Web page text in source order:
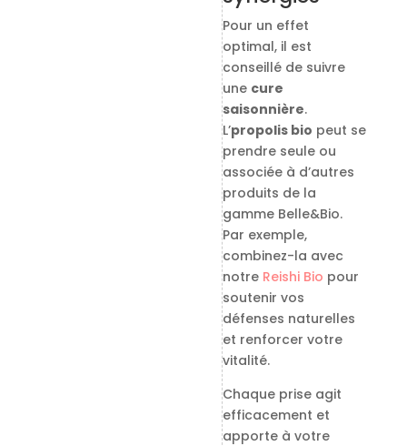
Pour un effet
optimal, il est
conseillé de suivre
une cure
saisonnière.
L’propolis bio peut se
prendre seule ou
associée à d’autres
produits de la
gamme Belle&Bio.
Par exemple,
combinez-la avec
notre Reishi Bio pour
soutenir vos
défenses naturelles
et renforcer votre
vitalité.
Chaque prise agit
efficacement et
apporte à votre